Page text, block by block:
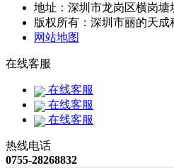
地址：深圳市龙岗区横岗
版权所有：深圳市丽的天成
网站地图
在线客服
在线客服
在线客服
在线客服
热线电话
0755-28268832